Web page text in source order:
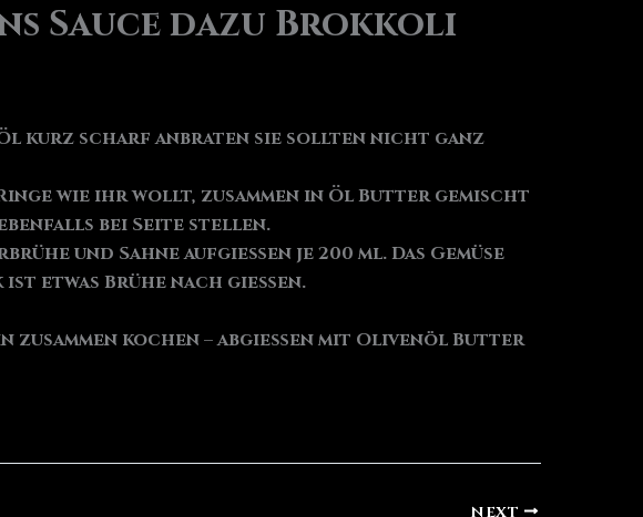
Sauce dazu Brokkoli
kurz scharf anbraten sie sollten nicht ganz
wie ihr wollt, zusammen in Öl Butter gemischt
bei Seite stellen.
und Sahne aufgießen je 200 ml. Das Gemüse
ist etwas Brühe nach gießen.
zusammen kochen – abgießen mit Olivenöl Butter
NEXT